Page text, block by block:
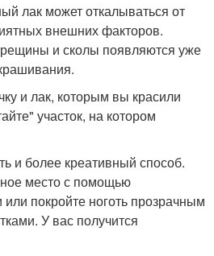
лак может откалываться от
внешних факторов.
и сколы появляются уже
и лак, которым вы красили
участок, на котором
и более креативный способ.
место с помощью
покройте ноготь прозрачным
У вас получится